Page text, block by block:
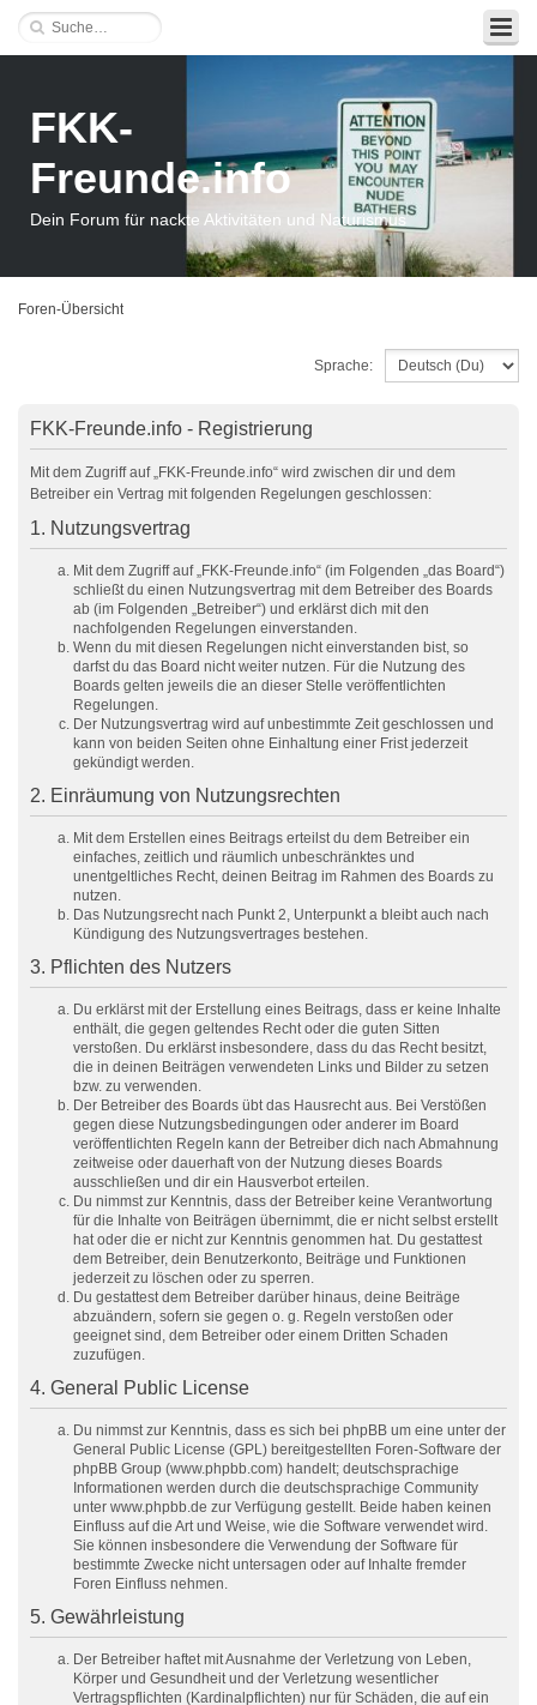
FKK-
Freunde.info
Dein Forum für nackte Aktivitäten und Naturismus
Foren-Übersicht
Sprache:
FKK-Freunde.info - Registrierung
Mit dem Zugriff auf „FKK-Freunde.info“ wird zwischen dir und dem
Betreiber ein Vertrag mit folgenden Regelungen geschlossen:
1. Nutzungsvertrag
Mit dem Zugriff auf „FKK-Freunde.info“ (im Folgenden „das Board“)
schließt du einen Nutzungsvertrag mit dem Betreiber des Boards
ab (im Folgenden „Betreiber“) und erklärst dich mit den
nachfolgenden Regelungen einverstanden.
Wenn du mit diesen Regelungen nicht einverstanden bist, so
darfst du das Board nicht weiter nutzen. Für die Nutzung des
Boards gelten jeweils die an dieser Stelle veröffentlichten
Regelungen.
Der Nutzungsvertrag wird auf unbestimmte Zeit geschlossen und
kann von beiden Seiten ohne Einhaltung einer Frist jederzeit
gekündigt werden.
2. Einräumung von Nutzungsrechten
Mit dem Erstellen eines Beitrags erteilst du dem Betreiber ein
einfaches, zeitlich und räumlich unbeschränktes und
unentgeltliches Recht, deinen Beitrag im Rahmen des Boards zu
nutzen.
Das Nutzungsrecht nach Punkt 2, Unterpunkt a bleibt auch nach
Kündigung des Nutzungsvertrages bestehen.
3. Pflichten des Nutzers
Du erklärst mit der Erstellung eines Beitrags, dass er keine Inhalte
enthält, die gegen geltendes Recht oder die guten Sitten
verstoßen. Du erklärst insbesondere, dass du das Recht besitzt,
die in deinen Beiträgen verwendeten Links und Bilder zu setzen
bzw. zu verwenden.
Der Betreiber des Boards übt das Hausrecht aus. Bei Verstößen
gegen diese Nutzungsbedingungen oder anderer im Board
veröffentlichten Regeln kann der Betreiber dich nach Abmahnung
zeitweise oder dauerhaft von der Nutzung dieses Boards
ausschließen und dir ein Hausverbot erteilen.
Du nimmst zur Kenntnis, dass der Betreiber keine Verantwortung
für die Inhalte von Beiträgen übernimmt, die er nicht selbst erstellt
hat oder die er nicht zur Kenntnis genommen hat. Du gestattest
dem Betreiber, dein Benutzerkonto, Beiträge und Funktionen
jederzeit zu löschen oder zu sperren.
Du gestattest dem Betreiber darüber hinaus, deine Beiträge
abzuändern, sofern sie gegen o. g. Regeln verstoßen oder
geeignet sind, dem Betreiber oder einem Dritten Schaden
zuzufügen.
4. General Public License
Du nimmst zur Kenntnis, dass es sich bei phpBB um eine unter der
General Public License (GPL) bereitgestellten Foren-Software der
phpBB Group (www.phpbb.com) handelt; deutschsprachige
Informationen werden durch die deutschsprachige Community
unter www.phpbb.de zur Verfügung gestellt. Beide haben keinen
Einfluss auf die Art und Weise, wie die Software verwendet wird.
Sie können insbesondere die Verwendung der Software für
bestimmte Zwecke nicht untersagen oder auf Inhalte fremder
Foren Einfluss nehmen.
5. Gewährleistung
Der Betreiber haftet mit Ausnahme der Verletzung von Leben,
Körper und Gesundheit und der Verletzung wesentlicher
Vertragspflichten (Kardinalpflichten) nur für Schäden, die auf ein